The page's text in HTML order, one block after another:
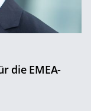
die EMEA-